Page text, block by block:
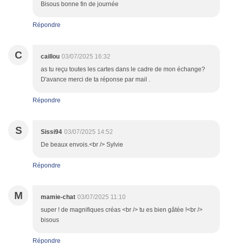
Bisous bonne fin de journée
Répondre
C caillou 03/07/2025 16:32
as tu reçu toutes les cartes dans le cadre de mon échange?
D'avance merci de ta réponse par mail .
Répondre
S Sissi94 03/07/2025 14:52
De beaux envois.<br /> Sylvie
Répondre
M mamie-chat 03/07/2025 11:10
super ! de magnifiques créas <br /> tu es bien gâtée !<br />
bisous
Répondre